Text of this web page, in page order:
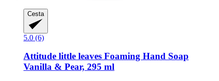
Cesta
5.0 (6)
Attitude little leaves Foaming Hand Soap
Vanilla & Pear, 295 ml